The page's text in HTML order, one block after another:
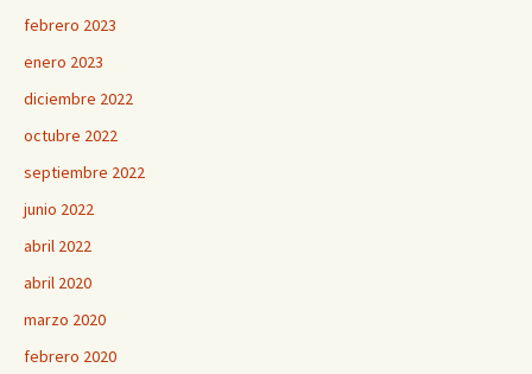
febrero 2023
enero 2023
diciembre 2022
octubre 2022
septiembre 2022
junio 2022
abril 2022
abril 2020
marzo 2020
febrero 2020